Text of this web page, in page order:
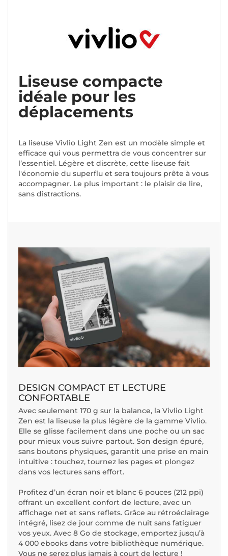
Liseuse compacte
idéale pour les
déplacements
La liseuse Vivlio Light Zen est un modèle simple et
efficace qui vous permettra de vous concentrer sur
l’essentiel. Légère et discrète, cette liseuse fait
l'économie du superflu et sera toujours prête à vous
accompagner. Le plus important : le plaisir de lire,
sans distractions.
DESIGN COMPACT ET LECTURE
CONFORTABLE
Avec seulement 170 g sur la balance, la Vivlio Light
Zen est la liseuse la plus légère de la gamme Vivlio.
Elle se glisse facilement dans une poche ou un sac
pour mieux vous suivre partout. Son design épuré,
sans boutons physiques, garantit une prise en main
intuitive : touchez, tournez les pages et plongez
dans vos lectures sans effort.
Profitez d’un écran noir et blanc 6 pouces (212 ppi)
offrant un excellent confort de lecture, avec un
affichage net et sans reflets. Grâce au rétroéclairage
intégré, lisez de jour comme de nuit sans fatiguer
vos yeux. Avec 8 Go de stockage, emportez jusqu’à
4 000 ebooks dans votre bibliothèque numérique.
Vous ne serez plus jamais à court de lecture !